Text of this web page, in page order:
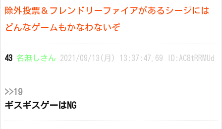
除外投票＆フレンドリーファイアがあるシージには
どんなゲームもかなわないぞ
43 名無しさん 2021/09/13(月) 13:37:47.69 ID:AC8tRRMUd
>>19
ギスギスゲーはNG